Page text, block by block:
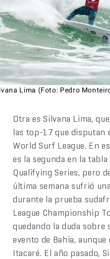
Lima (Foto: Pedro
Otra es Silvana Lima,
las top-17 que disputan
World Surf League. En
es la segunda en la
Qualifying Series, pero
última semana sufrió
durante la prueba
League Championship
quedando la duda
evento de Bahia,
Itacaré. El año pasado,